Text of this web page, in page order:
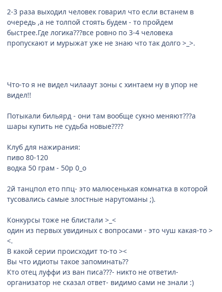
2-3 раза выходил человек говарил что если встанем в
очередь ,а не толпой стоять будем - то пройдем
быстрее.Где логика???все ровно по 3-4 человека
пропускают и мурыжат уже не знаю что так долго >_>.
Что-то я не видел чилааут зоны с хинтаем ну в упор не
видел!!
Потыкали бильярд - они там вообще сукно меняют???а
шары купить не судьба новые????
Клуб для нажирания:
пиво 80-120
водка 50 грам - 50р 0_o
2й танцпол ето ппц- это малюсенькая комнатка в которой
тусовались самые злостные нарутоманы ;).
Конкурсы тоже не блистали >_<
один из первых увидиных с вопросами - это чуш какая-то >
<.
В какой серии происходит то-то ><
Вы что идиоты такое запоминать??
Кто отец луффи из ван писа???- никто не ответил-
организатор не сказал ответ- видимо сами не знали :)